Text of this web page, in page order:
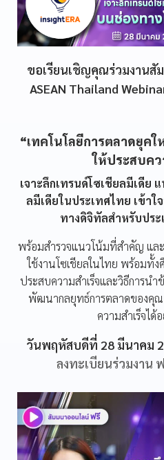
ขอเรียนเชิญคุณร่วมงานสั
ASEAN Thailand
“เทคโนโลยีการตลาดยุค
ให้ประสบคว
เจาะลึกเทรนด์โซเชียลมีเดีย
ลมีเดียในประเทศไทย เข้า
ทางดิจิทัลสำหรับปร
พร้อมสำรวจแนวโน้มที่สำคัญ แล
ใช้งานโซเชียลในไทย พร้อมทั้
ประสบความสำเร็จและวิธีการนำ
พัฒนากลยุทธ์การตลาดของคุ
ความสำเร็จได้
วันพฤหัสบดีที่ 28 มีนาคม
ลงทะเบียนร่วมงาน